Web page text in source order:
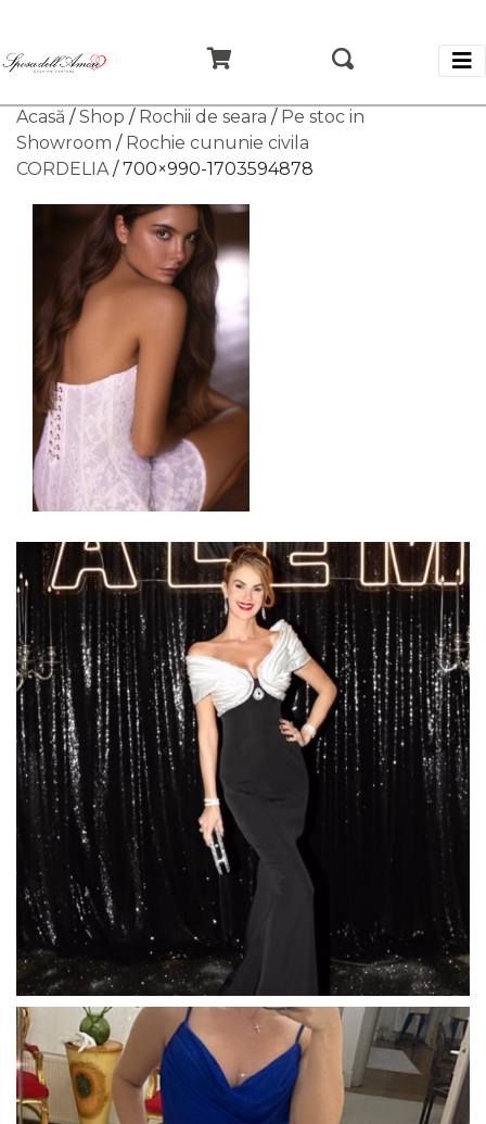
Acasă /Shop / Rochii de seara / Pe stoc in
Showroom / Rochie cununie civila
CORDELIA/ 700×990-1703594878